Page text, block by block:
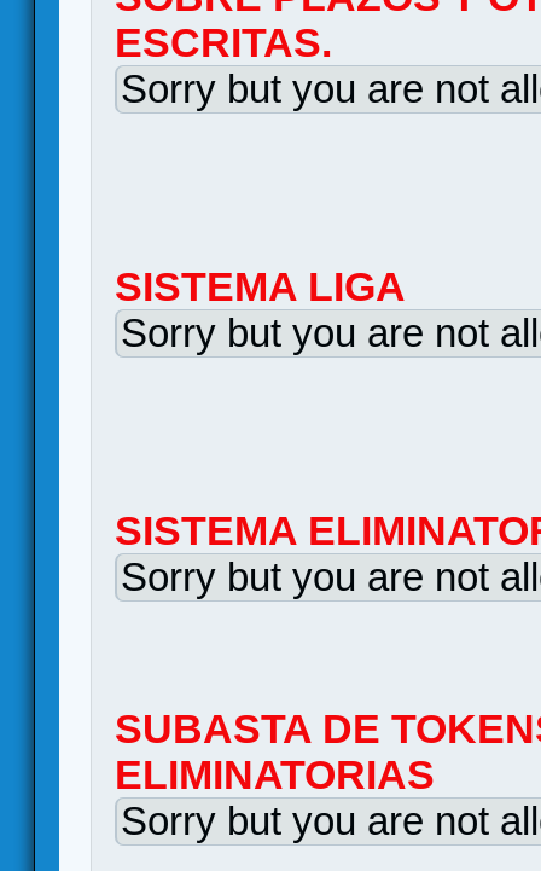
ESCRITAS.
Sorry but you are not
SISTEMA LIGA
Sorry but you are not
SISTEMA
Sorry but you are not
SUBASTA DE
ELIMINATORIAS
Sorry but you are not